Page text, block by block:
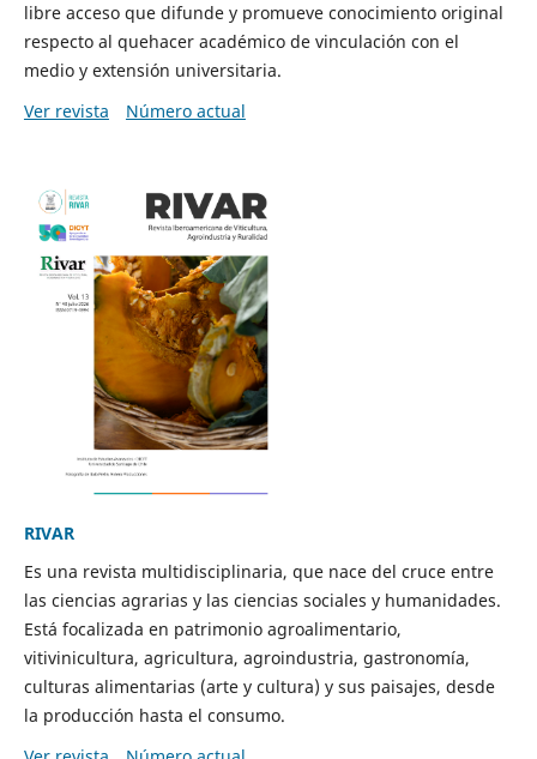
libre acceso que difunde y promueve conocimiento original
respecto al quehacer académico de vinculación con el
medio y extensión universitaria.
Ver revista
Número actual
RIVAR
Es una revista multidisciplinaria, que nace del cruce entre
las ciencias agrarias y las ciencias sociales y humanidades.
Está focalizada en patrimonio agroalimentario,
vitivinicultura, agricultura, agroindustria, gastronomía,
culturas alimentarias (arte y cultura) y sus paisajes, desde
la producción hasta el consumo.